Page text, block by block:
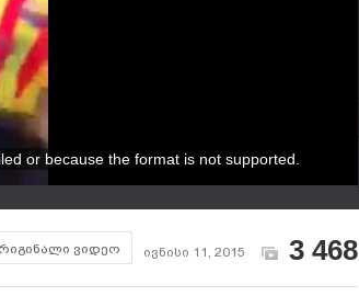
or because the format is not supported.
ვიდეო ივნისი 11, 2015 3 468